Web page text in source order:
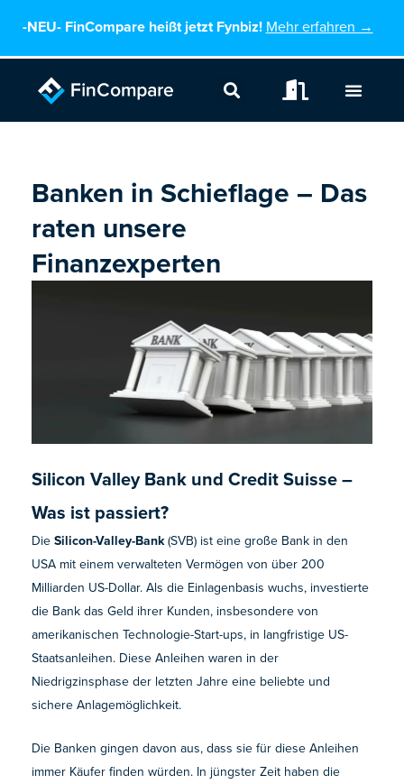
-NEU-FinCompare heißt jetzt Fynbiz! Mehr erfahren →
Banken in Schieflage – Das
raten unsere
Finanzexperten
Silicon Valley Bank und Credit Suisse –
Was ist passiert?
DieSilicon-Valley-Bank(SVB) ist eine große Bank in den
USA mit einem verwalteten Vermögen von über 200
Milliarden US-Dollar. Als die Einlagenbasis wuchs, investierte
die Bank das Geld ihrer Kunden, insbesondere von
amerikanischen Technologie-Start-ups, in langfristige US-
Staatsanleihen. Diese Anleihen waren in der
Niedrigzinsphase der letzten Jahre eine beliebte und
sichere Anlagemöglichkeit.
Die Banken gingen davon aus, dass sie für diese Anleihen
immer Käufer finden würden. In jüngster Zeit haben die